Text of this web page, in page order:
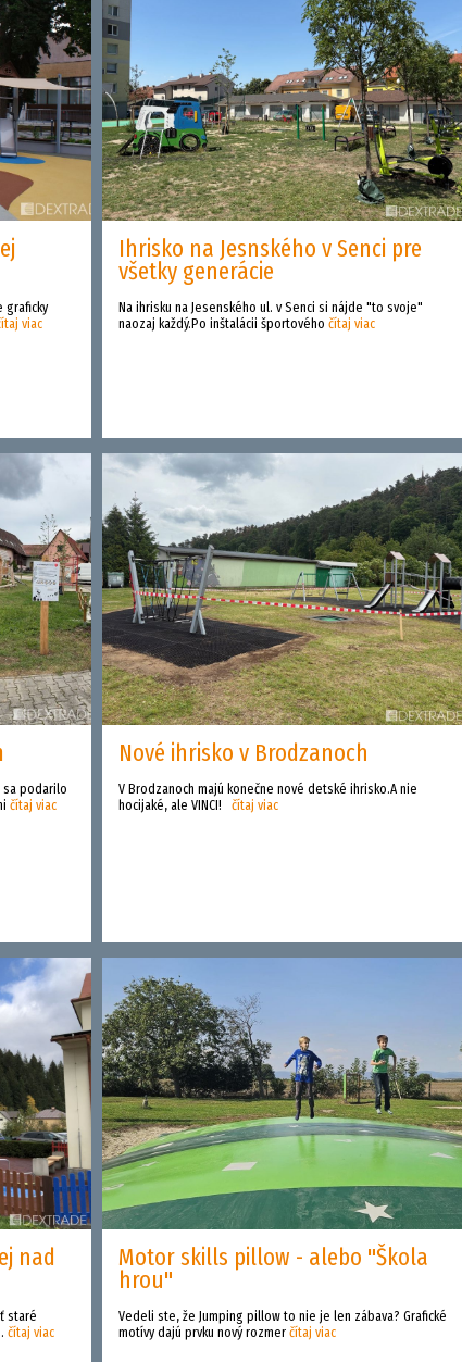
graficky
viac
Ihrisko na Jesnského v Senci pre
všetky generácie
Na ihrisku na Jesenského ul. v Senci si nájde "to svoje"
naozaj každý.Po inštalácii športového čítaj viac
sa podarilo
čítaj viac
Nové ihrisko v Brodzanoch
V Brodzanoch majú konečne nové detské ihrisko.A nie
hocijaké, ale VINCI! čítaj viac
nad
staré
čítaj viac
Motor skills pillow - alebo "Škola
hrou"
Vedeli ste, že Jumping pillow to nie je len zábava? Grafické
motívy dajú prvku nový rozmer čítaj viac